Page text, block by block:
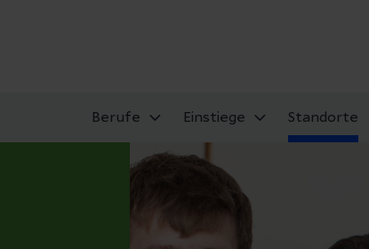
Berufe Einstiege Standorte